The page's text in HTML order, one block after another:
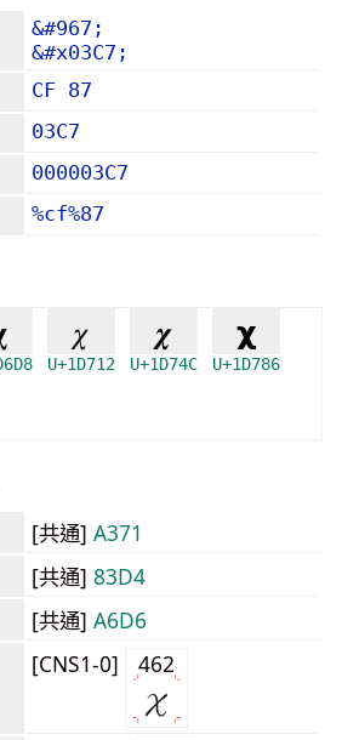
&#967;
&#x03C7;
CF 87
03C7
000003C7
%cf%87
𝜒
U+1D712
𝝌
U+1D74C
𝞆
U+1D786
[共通] A371
[共通] 83D4
[共通] A6D6
[CNS1-0] 462